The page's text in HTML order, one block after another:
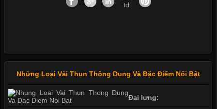
Những Loại Vải Thun Thông Dụng Và Đặc Điểm Nổi Bật
Đai lưng: